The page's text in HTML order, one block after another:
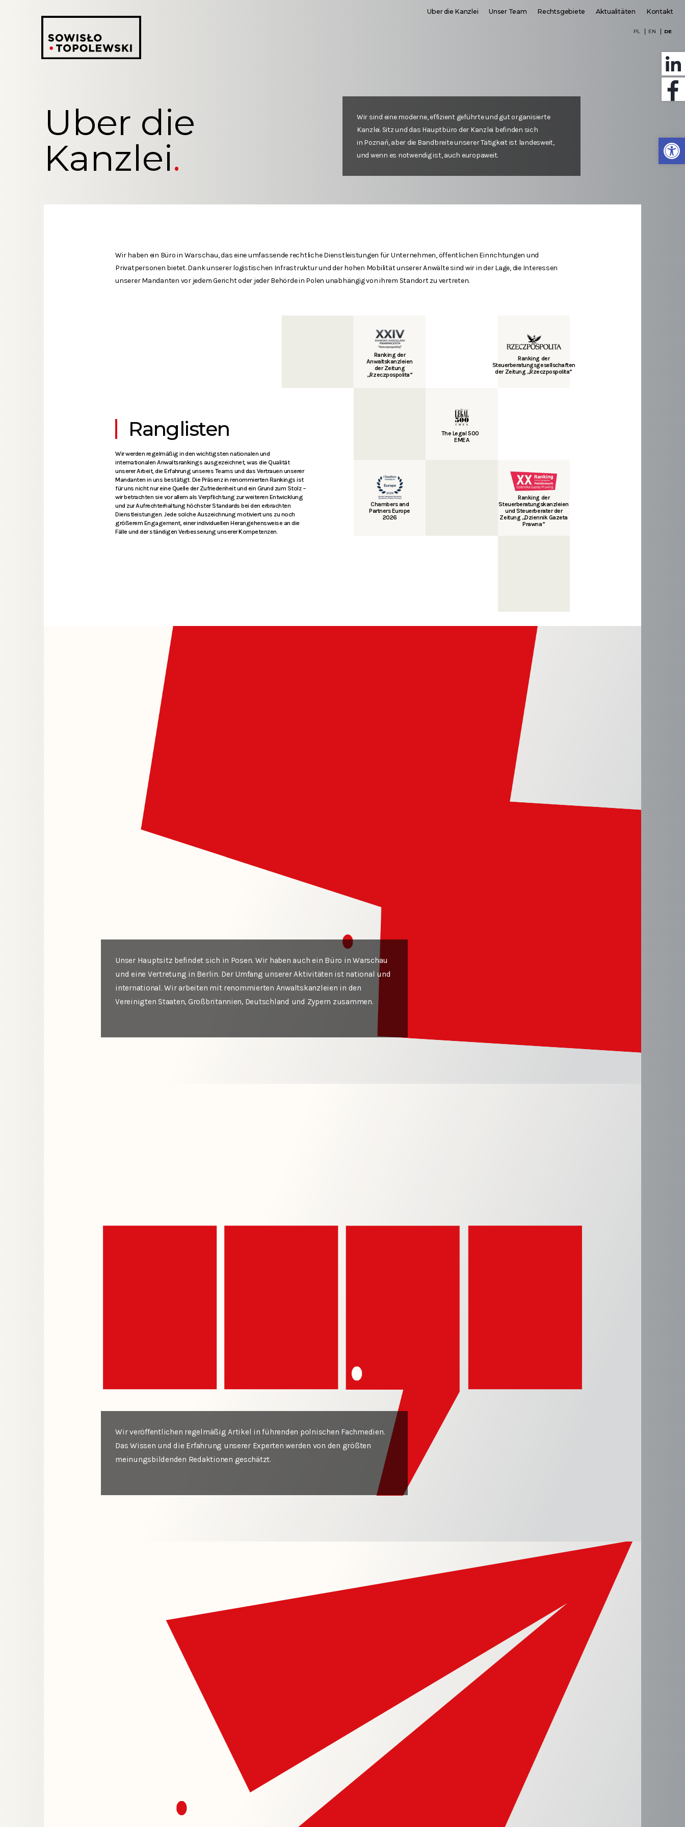
Uber die Kanzlei Unser Team Rechtsgebiete Aktualitäten Kontakt
PL EN DE
Uber die
Kanzlei
Wir sind eine moderne, effizient geführte und gut organisierte
Kanzlei. Sitz und das Hauptbüro der Kanzlei befinden sich
in Poznań, aber die Bandbreite unserer Tätigkeit ist landesweit,
und wenn es notwendig ist, auch europaweit.
Wir haben ein Büro in Warschau, das eine umfassende rechtliche Dienstleistungen für Unternehmen, öffentlichen Einrichtungen und
Privatpersonen bietet. Dank unserer logistischen Infrastruktur und der hohen Mobilität unserer Anwälte sind wir in der Lage, die Interessen
unserer Mandanten vor jedem Gericht oder jeder Behörde in Polen unabhängig von ihrem Standort zu vertreten.
Ranglisten
Wir werden regelmäßig in den wichtigsten nationalen und
internationalen Anwaltsrankings ausgezeichnet, was die Qualität
unserer Arbeit, die Erfahrung unseres Teams und das Vertrauen unserer
Mandanten in uns bestätigt. Die Präsenz in renommierten Rankings ist
für uns nicht nur eine Quelle der Zufriedenheit und ein Grund zum Stolz –
wir betrachten sie vor allem als Verpflichtung zur weiteren Entwicklung
und zur Aufrechterhaltung höchster Standards bei den erbrachten
Dienstleistungen. Jede solche Auszeichnung motiviert uns zu noch
größerem Engagement, einer individuellen Herangehensweise an die
Fälle und der ständigen Verbesserung unserer Kompetenzen.
Ranking der
Anwaltskanzleien
der Zeitung
„Rzeczpospolita“
Ranking der
Steuerberatungsgesellschaften
der Zeitung „Rzeczpospolita“
The Legal 500
EMEA
Ranking der
Steuerberatungskanzleien
und Steuerberater der
Zeitung „Dziennik Gazeta
Prawna“
Chambers and
Partners Europe
2026
Unser Hauptsitz befindet sich in Posen. Wir haben auch ein Büro in Warschau
und eine Vertretung in Berlin. Der Umfang unserer Aktivitäten ist national und
international. Wir arbeiten mit renommierten Anwaltskanzleien in den
Vereinigten Staaten, Großbritannien, Deutschland und Zypern zusammen.
Wir veröffentlichen regelmäßig Artikel in führenden polnischen Fachmedien.
Das Wissen und die Erfahrung unserer Experten werden von den größten
meinungsbildenden Redaktionen geschätzt.